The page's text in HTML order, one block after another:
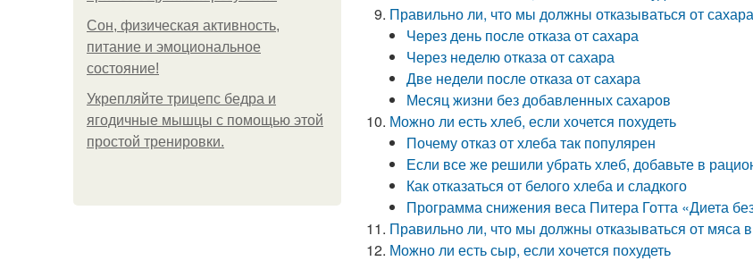
Сон, физическая активность,
питание и эмоциональное
состояние!
Укрепляйте трицепс бедра и
ягодичные мышцы с помощью этой
простой тренировки.
Правильно ли, что мы должны отказываться от
Через день после отказа от сахара
Через неделю отказа от сахара
Две недели после отказа от сахара
Месяц жизни без добавленных сахаров
Можно ли есть хлеб, если хочется похудеть
Почему отказ от хлеба так популярен
Если все же решили убрать хлеб, добавьте в
Как отказаться от белого хлеба и сладкого
Программа снижения веса Питера Готта «Диета
Правильно ли, что мы должны отказываться от мяса
Можно ли есть сыр, если хочется похудеть